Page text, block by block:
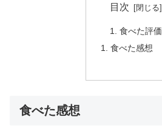
目次
食べた評価
食べた感想
食べた感想